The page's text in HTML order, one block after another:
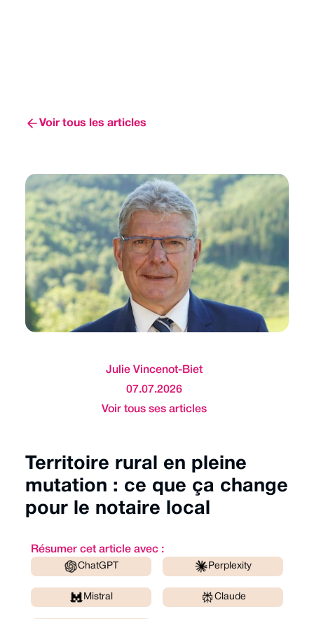
Voir tous les articles
Julie Vincenot-Biet
07.07.2026
Voir tous ses articles
Territoire rural en pleine
mutation : ce que ça change
pour le notaire local
Résumer cet article avec :
ChatGPT Perplexity
Mistral Claude